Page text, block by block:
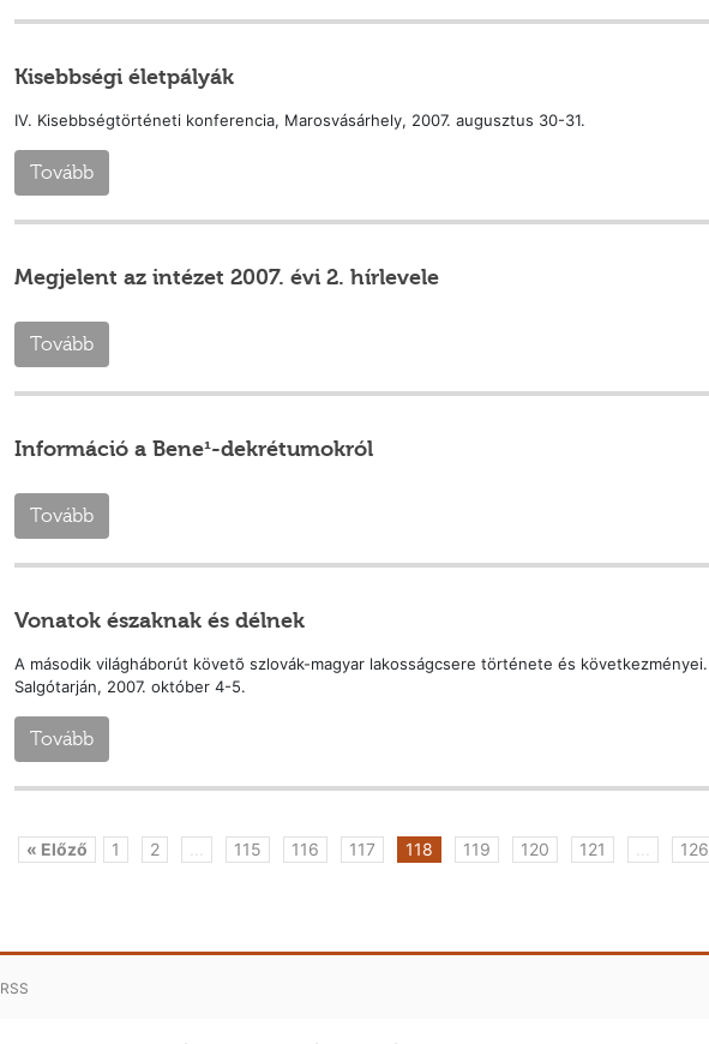
Kisebbségi életpályák
IV. Kisebbségtörténeti konferencia, Marosvásárhely, 2007. augusztus 30-31.
Tovább
Megjelent az intézet 2007. évi 2. hírlevele
Tovább
Információ a Bene¹-dekrétumokról
Tovább
Vonatok északnak és délnek
A második világháborút követõ szlovák-magyar lakosságcsere története és
Salgótarján, 2007. október 4-5.
Tovább
« Előző 1 2 115 116 117 118 119 120 121 126
RSS